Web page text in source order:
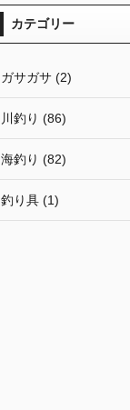
カテゴリー
ガサガサ (2)
川釣り (86)
海釣り (82)
釣り具 (1)